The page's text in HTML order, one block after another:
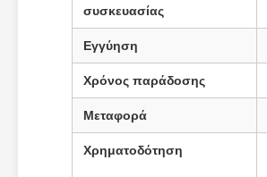
συσκευασίας
Εγγύηση
Χρόνος παράδοσης
Μεταφορά
Χρηματοδότηση